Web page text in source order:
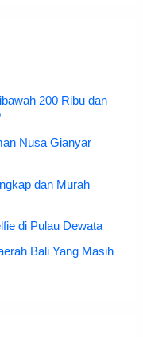
200 Ribu dan
Nusa Gianyar
dan Murah
di Pulau Dewata
Bali Yang Masih